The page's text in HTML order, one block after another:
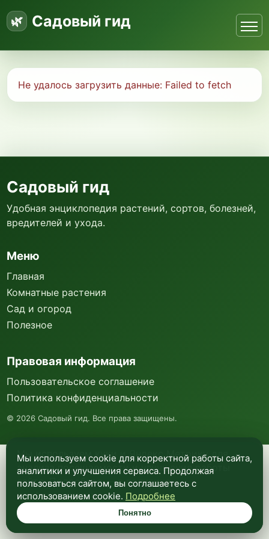
Садовый гид
Не удалось загрузить данные: Failed to fetch
Мы используем куки и Яндекс Метрику для
анализа посещаемости и улучшения работы
сайта. Подробнее —в политике
конфиденциальности.
Понятно
Садовый гид
Удобная энциклопедия растений, сортов, болезней,
вредителей и ухода.
Меню
Главная
Комнатные растения
Сад и огород
Полезное
Правовая информация
Пользовательское соглашение
Политика конфиденциальности
© 2026 Садовый гид. Все права защищены.
Мы используем cookie для корректной работы сайта,
аналитики и улучшения сервиса. Продолжая
пользоваться сайтом, вы соглашаетесь с
использованием cookie. Подробнее
Понятно